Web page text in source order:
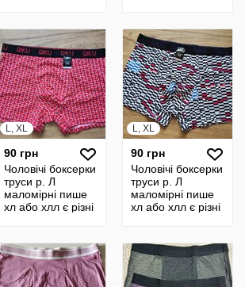
L, XL
90 грн
Чоловічі боксерки
труси р. Л
маломірні пише
хл або хлл є різні
L, XL
90 грн
Чоловічі боксерки
труси р. Л
маломірні пише
хл або хлл є різні